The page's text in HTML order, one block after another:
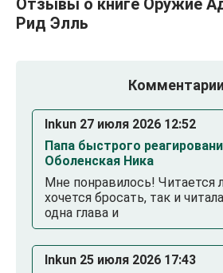
Отзывы о книге Оружие
Рид Элль
Inkun 27 июля 2026 12:52
Папа быстрого
Оболенская Ника
Мне понравилось! Читается
хочется бросать, так и
одна глава и
Inkun 25 июля 2026 17:43